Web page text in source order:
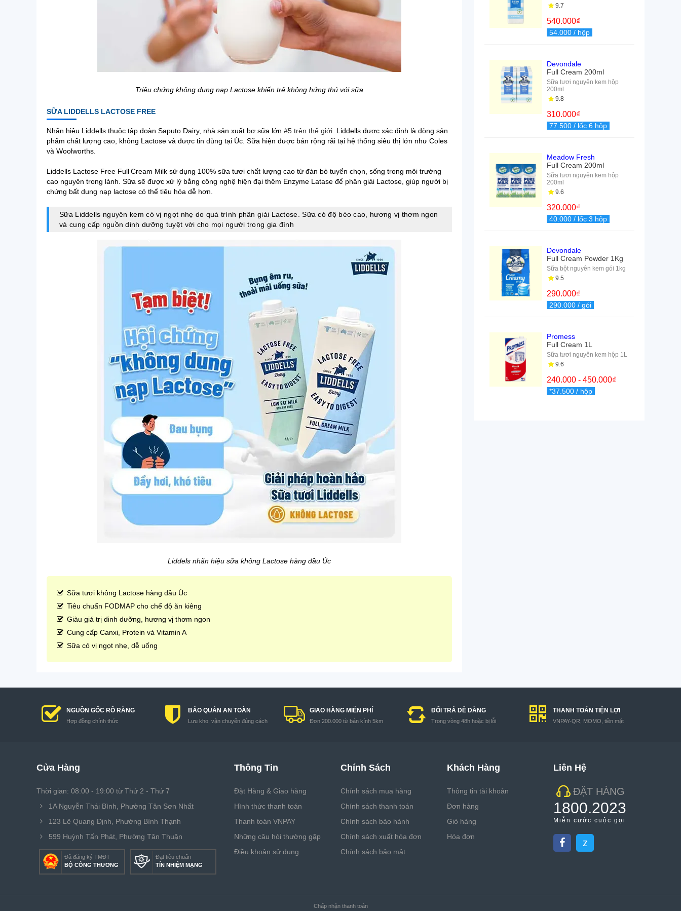
Triệu chứng không dung nạp Lactose khiến trẻ không hứng thú với sữa
SỮA LIDDELLS LACTOSE FREE
Nhãn hiệu Liddells thuộc tập đoàn Saputo Dairy, nhà sản xuất bơ sữa lớn #5 trên thế giới . Liddells được xác định là dòng sản
phẩm chất lượng cao, không Lactose và được tin dùng tại Úc. Sữa hiện được bán rộng rãi tại hệ thống siêu thị lớn như Coles
và Woolworths.
Liddells Lactose Free Full Cream Milk sử dụng 100% sữa tươi chất lượng cao từ đàn bò tuyển chọn, sống trong môi trường
cao nguyên trong lành. Sữa sẽ được xử lý bằng công nghệ hiện đại thêm Enzyme Latase để phân giải Lactose, giúp người bị
chứng bất dung nạp lactose có thể tiêu hóa dễ hơn.
Sữa Liddells nguyên kem có vị ngọt nhẹ do quá trình phân giải Lactose. Sữa có độ béo cao, hương vị thơm ngon
và cung cấp nguồn dinh dưỡng tuyệt vời cho mọi người trong gia đình
Liddels nhãn hiệu sữa không Lactose hàng đầu Úc
Sữa tươi không Lactose hàng đầu Úc
Tiêu chuẩn FODMAP cho chế độ ăn kiêng
Giàu giá trị dinh dưỡng, hương vị thơm ngon
Cung cấp Canxi, Protein và Vitamin A
Sữa có vị ngọt nhẹ, dễ uống
9.7
540.000₫
54.000 / hộp
Devondale
Full Cream 200ml
Sữa tươi nguyên kem hộp
200ml
9.8
310.000₫
77.500 / lốc 6 hộp
Meadow Fresh
Full Cream 200ml
Sữa tươi nguyên kem hộp
200ml
9.6
320.000₫
40.000 / lốc 3 hộp
Devondale
Full Cream Powder 1Kg
Sữa bột nguyên kem gói 1kg
9.5
290.000₫
290.000 / gói
Promess
Full Cream 1L
Sữa tươi nguyên kem hộp 1L
9.6
240.000 -450.000₫
*37.500 / hộp
NGUỒN GỐC RÕ RÀNG
Hợp đồng chính thức
BẢO QUẢN AN TOÀN
Lưu kho, vận chuyển đúng cách
GIAO HÀNG MIỄN PHÍ
Đơn 200.000 từ bán kính 5km
ĐỔI TRẢ DỄ DÀNG
Trong vòng 48h hoặc bị lỗi
THANH TOÁN TIỆN LỢI
VNPAY-QR, MOMO, tiền mặt
Cửa Hàng
Thời gian: 08:00 - 19:00 từ Thứ 2 - Thứ 7
1A Nguyễn Thái Bình, Phường Tân Sơn Nhất
123 Lê Quang Định, Phường Bình Thạnh
599 Huỳnh Tấn Phát, Phường Tân Thuận
Đã đăng ký TMĐT
BỘ CÔNG THƯƠNG
Đạt tiêu chuẩn
TÍN NHIỆM MẠNG
Thông Tin
Đặt Hàng & Giao hàng
Hình thức thanh toán
Thanh toán VNPAY
Những câu hỏi thường gặp
Điều khoản sử dụng
Chính Sách
Chính sách mua hàng
Chính sách thanh toán
Chính sách bảo hành
Chính sách xuất hóa đơn
Chính sách bảo mật
Khách Hàng
Thông tin tài khoản
Đơn hàng
Giỏ hàng
Hóa đơn
Liên Hệ
ĐẶT HÀNG
1800.2023
Miễn cước cuộc gọi
z
Chấp nhận thanh toán